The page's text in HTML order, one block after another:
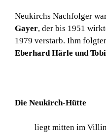
Neukirchs Nachfolger
Gayer, der bis 1951
1979 verstarb. Ihm
Eberhard Härle und
Die Neukirch-Hütte
liegt mitten im